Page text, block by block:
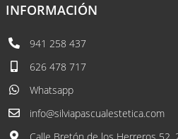
INFORMACIÓN
941 258 437
626 478 717
Whatsapp
info@silviapascualestetica.com